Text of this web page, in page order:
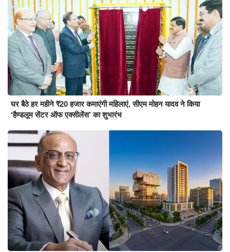
घर बैठे हर महीने ₹20 हजार कमाएंगी महिलाएं, सीएम मोहन यादव ने किया
‘हैण्डलूम सेंटर ऑफ एक्सीलेंस’ का शुभारंभ